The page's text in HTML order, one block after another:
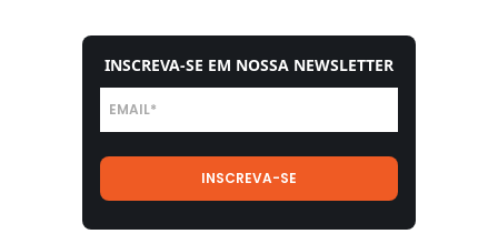
INSCREVA-SE EM NOSSA NEWSLETTER